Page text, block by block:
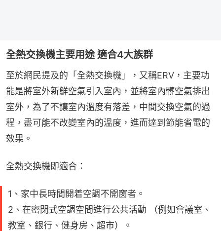
全熱交換機主要用途 適合4大族群
至於網民提及的「全熱交換機」，又稱ERV，主要功
能是將室外新鮮空氣引入室內，並將室內髒空氣排出
室外，為了不讓室內溫度有落差，中間交換空氣的過
程，盡可能不改變室內的溫度，進而達到節能省電的
效果。
全熱交換機即適合：
1、家中長時間開着空調不開窗者。
2、在密閉式空調空間進行公共活動 （例如會議室、
教室、銀行、健身房、超市）。